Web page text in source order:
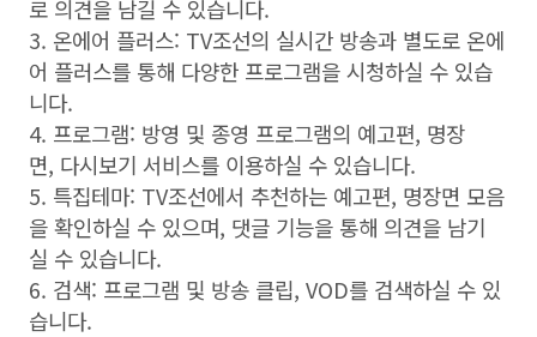
로 의견을 남길 수 있습니다.
3. 온에어 플러스: TV조선의 실시간 방송과 별도로 온에
어 플러스를 통해 다양한 프로그램을 시청하실 수 있습
니다.
4. 프로그램: 방영 및 종영 프로그램의 예고편, 명장
면, 다시보기 서비스를 이용하실 수 있습니다.
5. 특집테마: TV조선에서 추천하는 예고편, 명장면 모음
을 확인하실 수 있으며, 댓글 기능을 통해 의견을 남기
실 수 있습니다.
6. 검색: 프로그램 및 방송 클립, VOD를 검색하실 수 있
습니다.